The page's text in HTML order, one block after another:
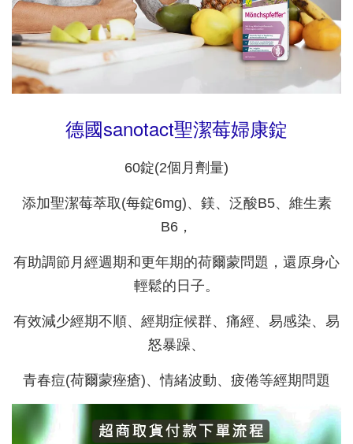
德國sanotact聖潔莓婦康錠
60錠(2個月劑量)
添加聖潔莓萃取(每錠6mg)、鎂、泛酸B5、維生素
B6，
有助調節月經週期和更年期的荷爾蒙問題 ，還原身心
輕鬆的日子。
有效減少經期不順、經期症候群、痛經、易感染、易
怒暴躁、
青春痘(荷爾蒙痤瘡)、情緒波動、疲倦等經期問題